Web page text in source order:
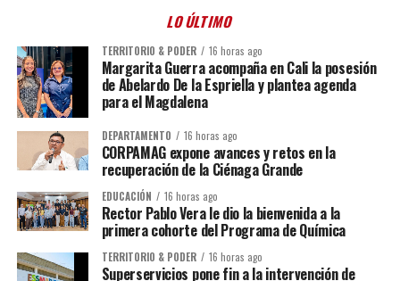
LO ÚLTIMO
TERRITORIO & PODER 16 horas ago
Margarita Guerra acompaña en Cali la posesión
de Abelardo De la Espriella y plantea agenda
para el Magdalena
DEPARTAMENTO 16 horas ago
CORPAMAG expone avances y retos en la
recuperación de la Ciénaga Grande
EDUCACIÓN 16 horas ago
Rector Pablo Vera le dio la bienvenida a la
primera cohorte del Programa de Química
TERRITORIO & PODER 16 horas ago
Superservicios pone fin a la intervención de